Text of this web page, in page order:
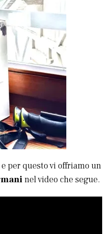
per questo vi offriamo un
nel video che segue.